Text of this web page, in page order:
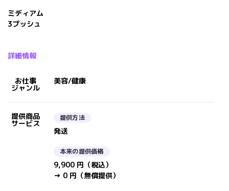
ミディアム
3プッシュ
詳細情報
お仕事
ジャンル
美容/健康
提供商品
サービス
提供方法
発送
本来の提供価格
9,900 円（税込）
→ 0 円（無償提供）